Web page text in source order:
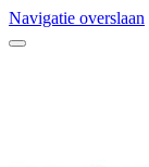
Navigatie overslaan